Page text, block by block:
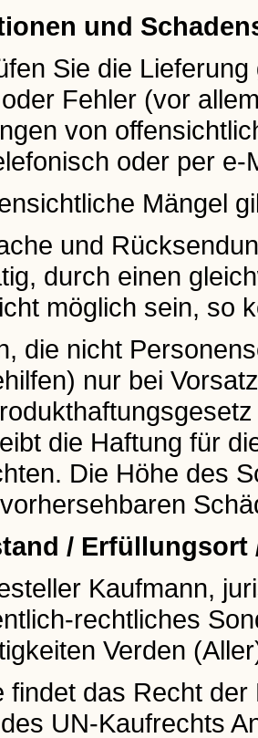
und
Sie die
Fehler (vor
von
oder per e-
Mängel
und
durch einen
möglich sein, so
die nicht
nur bei
die Haftung für
Die Höhe des
/ Erfüllungsort
Kaufmann,
rechtliches
Verden
findet das Recht
UN-Kaufrechts